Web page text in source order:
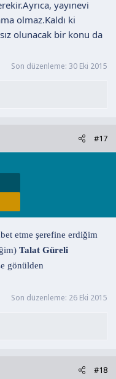
yayınevi
olmaz.Kaldı ki
olunacak bir konu da
Son düzenleme: 30 Eki 2015
#17
etme şerefine erdiğim
Talat Güreli
gönülden
Son düzenleme: 26 Eki 2015
#18